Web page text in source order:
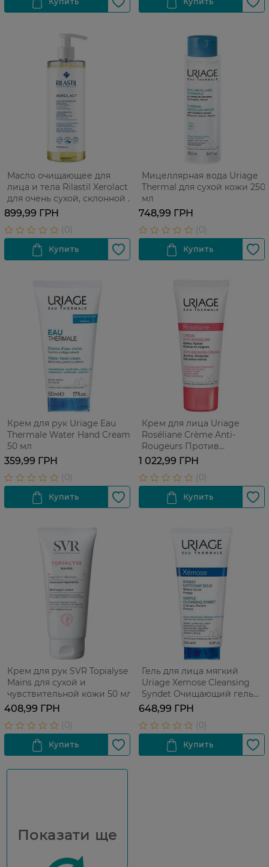
Масло очищающее для
лица и тела Rilastil Xerolact
для очень сухой, склонной к
раздражениям и атопии
кожи 750 мл
899,99 ГРН
Мицеллярная вода Uriage
Thermal для сухой кожи 250
мл
748,99 ГРН
Крем для рук Uriage Eau
Thermale Water Hand Cream
50 мл
359,99 ГРН
Крем для лица Uriage
Roséliane Crème Anti-
Rougeurs Против
покраснений 40 мл
1 022,99 ГРН
Крем для рук SVR Topialyse
Mains для сухой и
чувствительной кожи 50 мл
408,99 ГРН
Гель для лица мягкий
Uriage Xemose Cleansing
Syndet Очищающий гель
для лица 200 мл
648,99 ГРН
Показати ще